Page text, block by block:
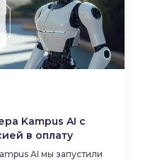
Kampus AI с
в оплату
AI мы запустили